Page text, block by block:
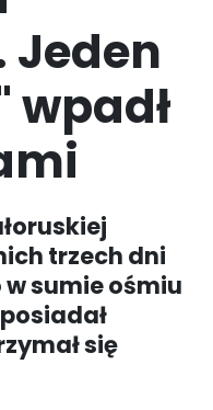
wpadł
trzech dni
sumie ośmiu
się